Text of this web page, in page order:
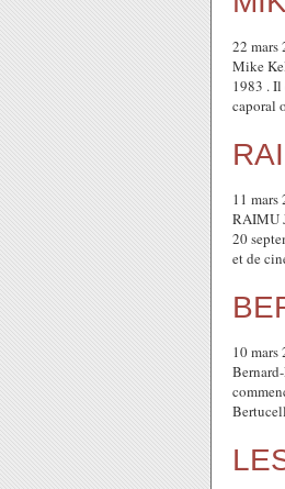
22 mars
Mike
1983 . Il
caporal
11 mars
RAIMU
20
et de
10 mars